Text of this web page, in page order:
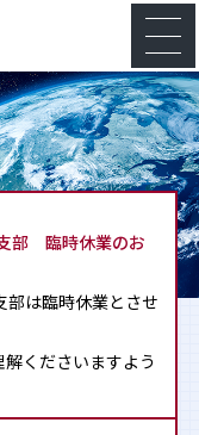
部 臨時休業のお
部は臨時休業とさせ
くださいますよう